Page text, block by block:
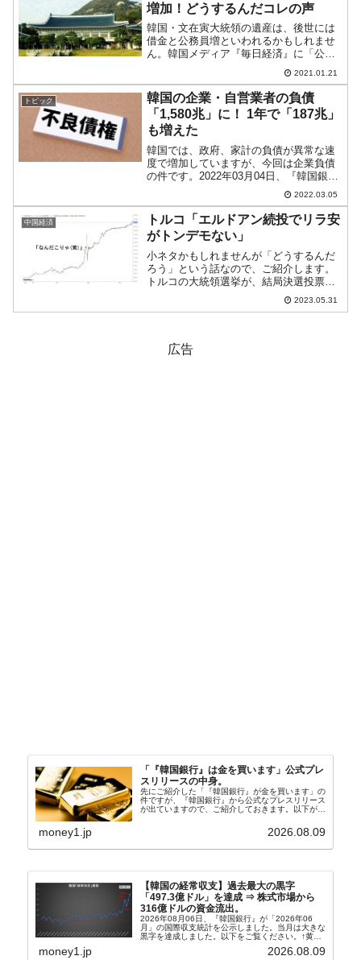
増加！どうするんだコレの声
韓国・文在寅大統領の遺産は、後世には
借金と公務員増といわれるかもしれませ
ん。韓国メディア『毎日経済』に「公務
員をこんなに増やしてどうするのか」と
いう面白い記事が出ましたのでご紹介し
ます。以下に記事の一部を引用します。
（前略）文在寅大統領の任...
2021.01.21
トピック
韓国の企業・自営業者の負債
「1,580兆」に！ 1年で「187兆」
も増えた
韓国では、政府、家計の負債が異常な速
度で増加していますが、今回は企業負債
の件です。2022年03月04日、『韓国銀
行』が「2021年第4四半期 預金取扱機関
産業別貸出金」というデータを公表しま
した。これによると、2021年第4四半
期、韓国の...
2022.03.05
中国経済
トルコ「エルドアン続投でリラ安
がトンデモない」
小ネタかもしれませんが「どうするんだ
ろう」という話なので、ご紹介します。
トルコの大統領選挙が、結局決選投票の
末に現職エルドアン大統領（Recep
Tayyip Erdogan／レジェップ・タイイッ
2023.05.31
広告
「『韓国銀行』は金を買います」公式プレ
スリリースの中身。
先にご紹介した「『韓国銀行』が金を買います」の
件ですが、『韓国銀行』から公式なプレスリリース
が出ていますので、ご紹介しておきます。以下が全
れ協力体制を構築□『韓国銀行』は、国内生産金の
money1.jp 2026.08.09
【韓国の経常収支】過去最大の黒字
「497.3億ドル」を達成 ⇒ 株式市場から
316億ドルの資金流出。
2026年08月06日、『韓国銀行』が「2026年06
月」の国際収支統計を公示しました。当月は大きな
黒字を達成しました。以下をご覧ください。↑黄色
の傾向ペンでフォーカスしているのが2026年06月
の経常収支です。2026年06月貿易収支：4...
money1.jp 2026.08.09